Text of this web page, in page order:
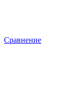
Сравнение